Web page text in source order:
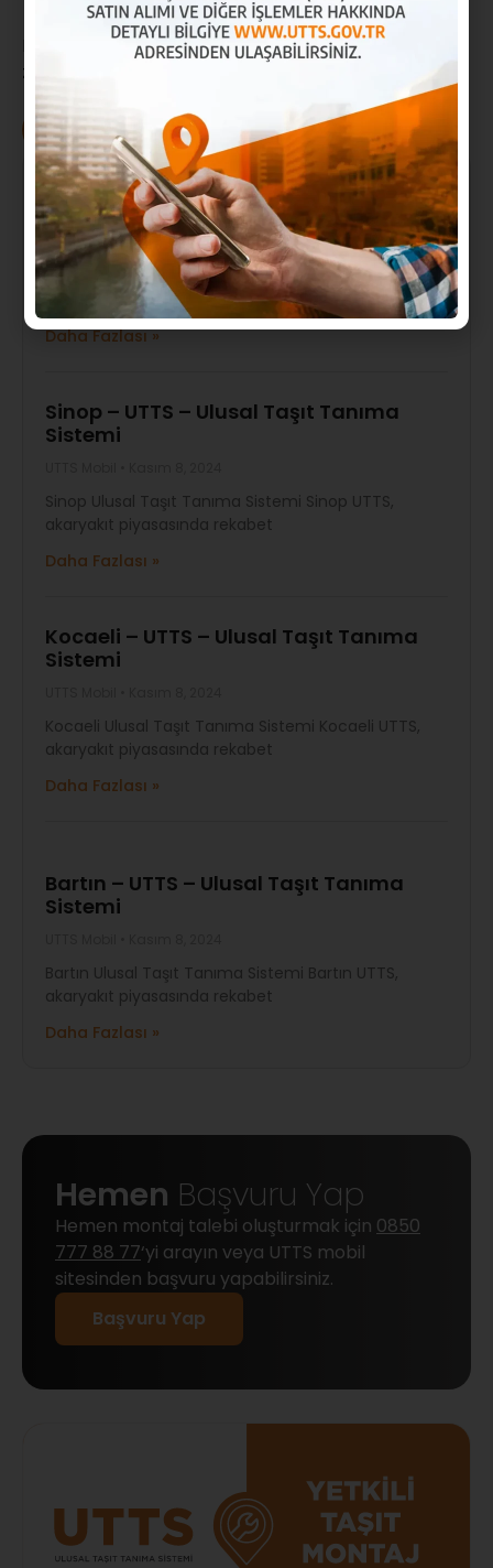
Daha fazla bilgi için,UTTS Hakkındasayfamızı
ziyaret edebilirsiniz.
UTTS Mobil
İstanbul – UTTS – Ulusal Taşıt Tanıma
Sistemi
UTTS Mobil Kasım 14, 2024
İstanbul Ulusal Taşıt Tanıma Sistemi İstanbul UTTS,
akaryakıt piyasasında rekabet
Daha Fazlası »
Sinop – UTTS – Ulusal Taşıt Tanıma
Sistemi
Sinop Ulusal Taşıt Tanıma Sistemi Sinop UTTS,
akaryakıt piyasasında rekabet
Daha Fazlası »
Kocaeli – UTTS – Ulusal Taşıt Tanıma
Sistemi
Kocaeli Ulusal Taşıt Tanıma Sistemi Kocaeli UTTS,
akaryakıt piyasasında rekabet
Daha Fazlası »
Bartın – UTTS – Ulusal Taşıt Tanıma
Sistemi
Bartın Ulusal Taşıt Tanıma Sistemi Bartın UTTS,
akaryakıt piyasasında rekabet
Daha Fazlası »
Hemen Başvuru Yap
Hemen montaj talebi oluşturmak için 0850
777 88 77‘yi arayın veya UTTS mobil
sitesinden başvuru yapabilirsiniz.
Başvuru Yap